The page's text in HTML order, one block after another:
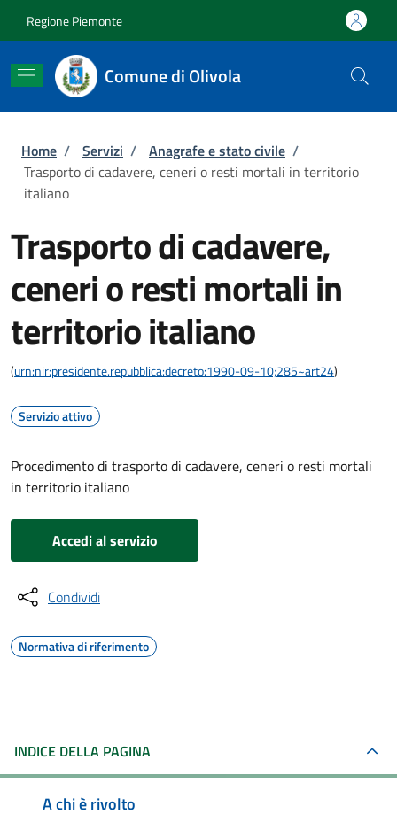
Regione Piemonte
Comune di Olivola
Briciole di pane
Home / Servizi / Anagrafe e stato civile /
Trasporto di cadavere, ceneri o resti mortali in territorio
italiano
Trasporto di cadavere,
ceneri o resti mortali in
territorio italiano
(urn:nir:presidente.repubblica:decreto:1990-09-10;285~art24)
Servizio attivo
Procedimento di trasporto di cadavere, ceneri o resti mortali
in territorio italiano
Accedi al servizio
Condividi
Normativa di riferimento
INDICE DELLA PAGINA
A chi è rivolto